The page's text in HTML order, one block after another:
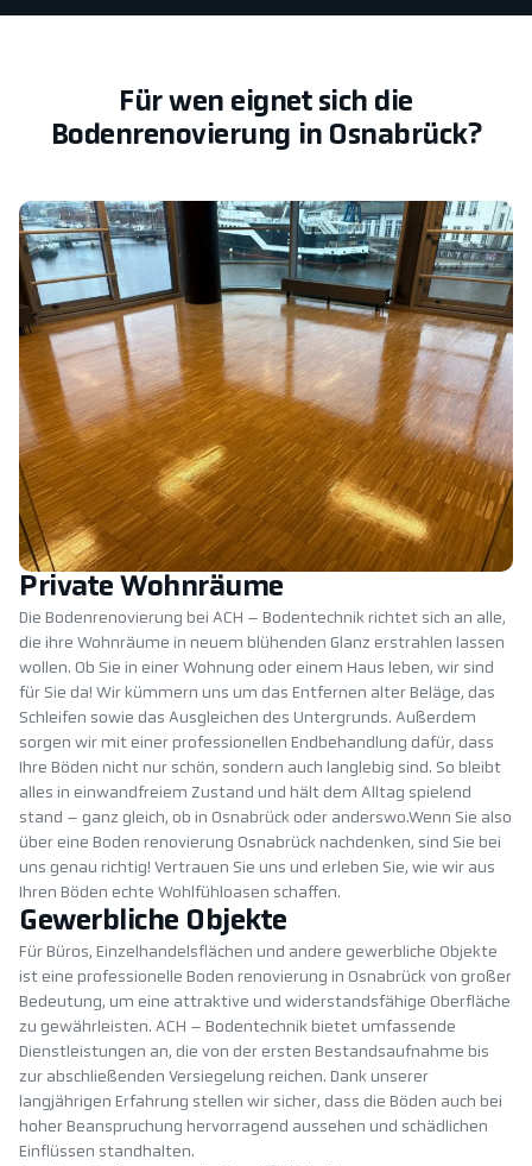
Für wen eignet sich die
Bodenrenovierung in Osnabrück?
Private Wohnräume
Die Bodenrenovierung bei ACH – Bodentechnik richtet sich an alle,
die ihre Wohnräume in neuem blühenden Glanz erstrahlen lassen
wollen. Ob Sie in einer Wohnung oder einem Haus leben, wir sind
für Sie da! Wir kümmern uns um das Entfernen alter Beläge, das
Schleifen sowie das Ausgleichen des Untergrunds. Außerdem
sorgen wir mit einer professionellen Endbehandlung dafür, dass
Ihre Böden nicht nur schön, sondern auch langlebig sind. So bleibt
alles in einwandfreiem Zustand und hält dem Alltag spielend
stand – ganz gleich, ob in Osnabrück oder anderswo.Wenn Sie also
über eine Boden renovierung Osnabrück nachdenken, sind Sie bei
uns genau richtig! Vertrauen Sie uns und erleben Sie, wie wir aus
Ihren Böden echte Wohlfühloasen schaffen.
Gewerbliche Objekte
Für Büros, Einzelhandelsflächen und andere gewerbliche Objekte
ist eine professionelle Boden renovierung in Osnabrück von großer
Bedeutung, um eine attraktive und widerstandsfähige Oberfläche
zu gewährleisten. ACH – Bodentechnik bietet umfassende
Dienstleistungen an, die von der ersten Bestandsaufnahme bis
zur abschließenden Versiegelung reichen. Dank unserer
langjährigen Erfahrung stellen wir sicher, dass die Böden auch bei
hoher Beanspruchung hervorragend aussehen und schädlichen
Einflüssen standhalten.